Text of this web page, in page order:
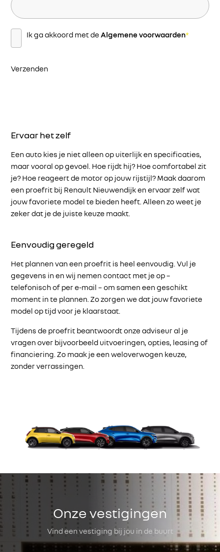
Instemming*
Ik ga akkoord met deAlgemene voorwaarden*
Verzenden
Ervaar het zelf
Een auto kies je niet alleen op uiterlijk en specificaties,
maar vooral op gevoel. Hoe rijdt hij? Hoe comfortabel zit
je? Hoe reageert de motor op jouw rijstijl? Maak daarom
een proefrit bij Renault Nieuwendijk en ervaar zelf wat
jouw favoriete model te bieden heeft. Alleen zo weet je
zeker dat je de juiste keuze maakt.
Eenvoudig geregeld
Het plannen van een proefrit is heel eenvoudig. Vul je
gegevens in en wij nemen contact met je op –
telefonisch of per e-mail – om samen een geschikt
moment in te plannen. Zo zorgen we dat jouw favoriete
model op tijd voor je klaarstaat.
Tijdens de proefrit beantwoordt onze adviseur al je
vragen over bijvoorbeeld uitvoeringen, opties, leasing of
financiering. Zo maak je een weloverwogen keuze,
zonder verrassingen.
Onze vestigingen
Vind een vestiging bij jou in de buurt